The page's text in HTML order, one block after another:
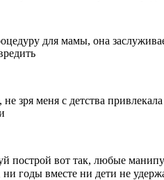
для мамы, она
зря меня с детства
построй вот так, любые
ни годы вместе ни дети не